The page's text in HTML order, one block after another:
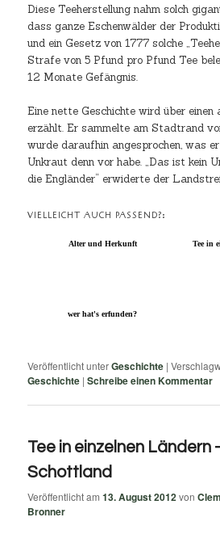
Diese Teeherstellung nahm solch
dass ganze Eschenwälder der
und ein Gesetz von 1777 solche
Strafe von 5 Pfund pro Pfund Tee
12 Monate Gefängnis.
Eine nette Geschichte wird über
erzählt. Er sammelte am Stadtrand
wurde daraufhin angesprochen, was
Unkraut denn vor habe. „Das ist kein
die Engländer“ erwiderte der
VIELLEICHT AUCH PASSEND?:
Alter und Herkunft Tee in
wer hat's erfunden?
Veröffentlicht unterGeschichte |
Geschichte |Schreibe einen Kommentar
Tee in einzelnen Ländern
Schottland
Veröffentlicht am13. August 2012von
Bronner